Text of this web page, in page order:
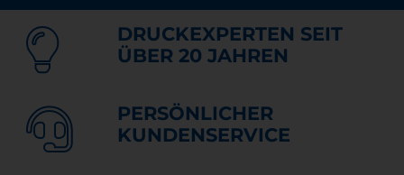
DRUCKEXPERTEN SEIT
ÜBER 20 JAHREN
PERSÖNLICHER
KUNDENSERVICE